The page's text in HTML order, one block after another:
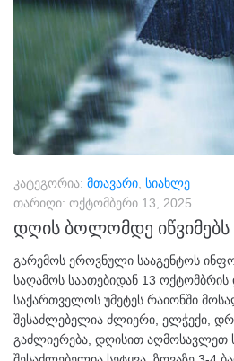
კატეგორია: მთავარი სიახლე
თარიღი: ოქტომბერი 13, 2025
დღის ბოლომდე იწვიმებს
გარემოს ეროვნული სააგენტოს
საღამოს საათებიდან 13
საქართველოს უმეტეს რაიონში
შესაძლებელია ძლიერი, ელჭექი,
გაძლიერება, დღისით აღმოსავლეთ